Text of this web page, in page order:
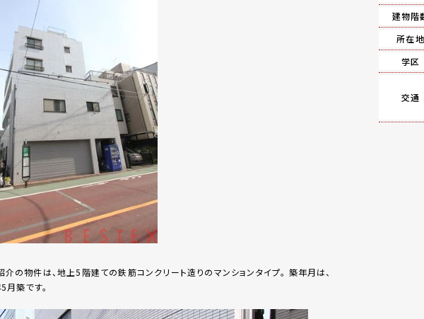
介の物件は、地上5階建ての鉄筋コンクリート造りのマンションタイプ。 築年月は、
築です。
建物階
所在地
学区
交通